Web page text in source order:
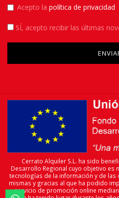
Acepto la política de privacidad
SÍ, acepto recibir las últimas
Please leave this field empty.
Cerrato Alquiler S.L. ha sido
Desarrollo Regional cuyo objetivo es
tecnologías de la información y de las
mismas y gracias al que ha podido
servicio de promoción online